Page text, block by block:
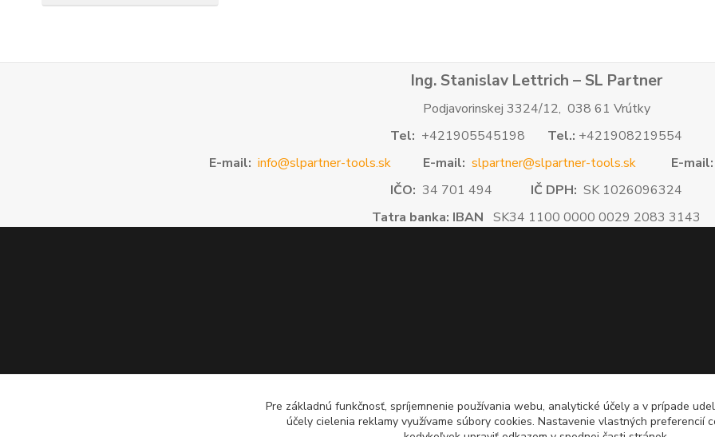
Ing. Stanislav Lettrich – SL Partner
Podjavorinskej 3324/12, 038 61 Vrútky
Tel: +421905545198 Tel.: +421908219554
E-mail: info@slpartner-tools.sk E-mail: slpartner@slpartner-tools.sk
E-mail:
IČO: 34 701 494 IČ DPH: SK 1026096324
Tatra banka: IBAN SK34 1100 0000 0029 2083 3143
Pre základnú funkčnosť, spríjemnenie používania webu, analytické účely a v prípade
účely cielenia reklamy využívame súbory cookies. Nastavenie vlastných preferencií